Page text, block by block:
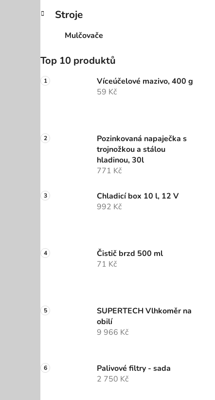
Stroje
Mulčovače
Top 10 produktů
Víceúčelové mazivo, 400 g
59 Kč
Pozinkovaná napaječka s
trojnožkou a stálou
hladinou, 30l
771 Kč
Chladicí box 10 l, 12 V
992 Kč
Čistič brzd 500 ml
71 Kč
SUPERTECH Vlhkoměr na
obilí
9 966 Kč
Palivové filtry - sada
2 750 Kč